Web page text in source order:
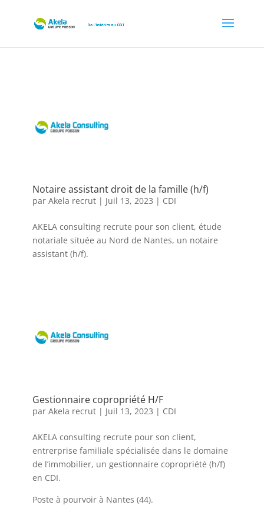
Notaire assistant droit de la famille (h/f)
par Akela recrut| Juil 13, 2023 | CDI
AKELA consulting recrute pour son client, étude
notariale située au Nord de Nantes, un notaire
assistant (h/f).
Gestionnaire copropriété H/F
par Akela recrut| Juil 13, 2023 | CDI
AKELA consulting recrute pour son client,
entrerprise familiale spécialisée dans le domaine
de l’immobilier, un gestionnaire copropriété (h/f)
en CDI.
Poste à pourvoir à Nantes (44).